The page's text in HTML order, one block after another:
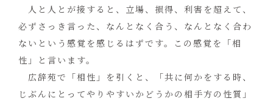
人と人とが接すると、立場、損得、利害を超えて、
必ずさっき言った、なんとなく合う、なんとなく合わ
ないという感覚を感じるはずです。この感覚を「相
性」と言います。
広辞苑で「相性」を引くと、「共に何かをする時、
じぶんにとってやりやすいかどうかの相手方の性質」